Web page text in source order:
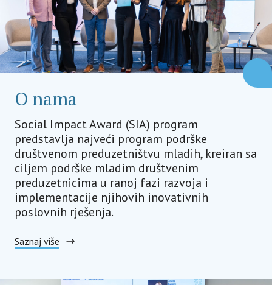
O nama
Social Impact Award (SIA) program
predstavlja najveći program podrške
društvenom preduzetništvu mladih, kreiran sa
ciljem podrške mladim društvenim
preduzetnicima u ranoj fazi razvoja i
implementacije njihovih inovativnih
poslovnih rješenja.
Saznaj više